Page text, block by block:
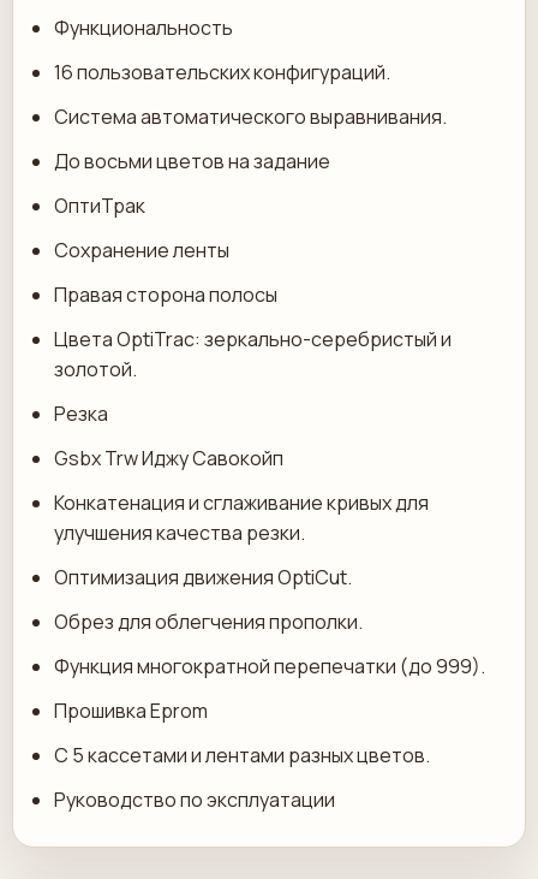
Функциональность
16 пользовательских конфигураций.
Система автоматического выравнивания.
До восьми цветов на задание
ОптиТрак
Сохранение ленты
Правая сторона полосы
Цвета OptiTrac: зеркально-серебристый и
золотой.
Резка
Gsbx Trw Иджу Савокойп
Конкатенация и сглаживание кривых для
улучшения качества резки.
Оптимизация движения OptiCut.
Обрез для облегчения прополки.
Функция многократной перепечатки (до 999).
Прошивка Eprom
С 5 кассетами и лентами разных цветов.
Руководство по эксплуатации